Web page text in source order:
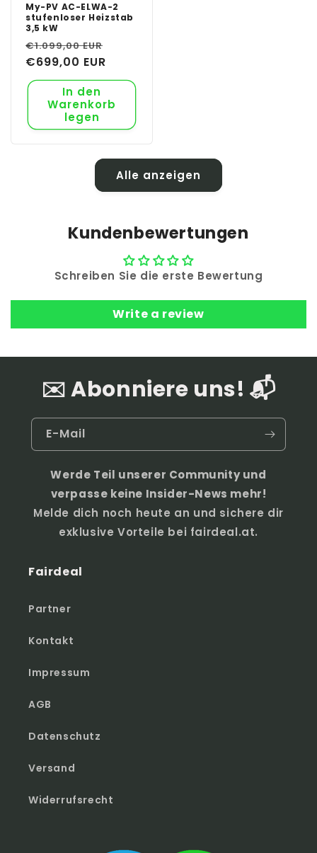
My-PV AC-ELWA-2
stufenloser Heizstab
3,5 kW
Normaler
Preis
€1.099,00 EUR
€699,00 EUR
In den
Warenkorb
legen
Alle anzeigen
Kundenbewertungen
Schreiben Sie die erste Bewertung
Write a review
✉️ Abonniere uns! 📬
E-Mail
Werde Teil unserer Community und
verpasse keine Insider-News mehr!
Melde dich noch heute an und sichere dir
exklusive Vorteile bei fairdeal.at.
Fairdeal
Partner
Kontakt
Impressum
AGB
Datenschutz
Versand
Widerrufsrecht